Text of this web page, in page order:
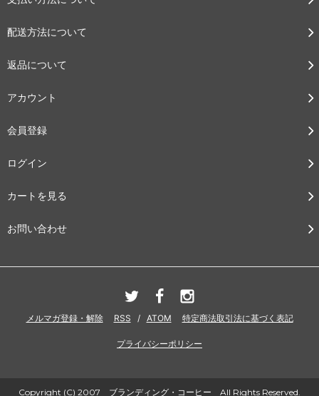
配送方法について
返品について
アカウント
会員登録
ログイン
カートを見る
お問い合わせ
メルマガ登録・解除 RSS / ATOM 特定商法取引法に基づく表記
プライバシーポリシー
Copyright (C) 2007 ブランディング・コーヒー All Rights Reserved.